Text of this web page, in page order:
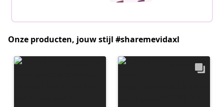
Onze producten, jouw stijl #sharemevidaxl